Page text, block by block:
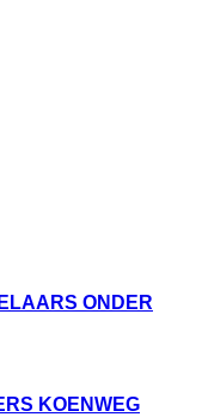
ONDER
KOENWEG